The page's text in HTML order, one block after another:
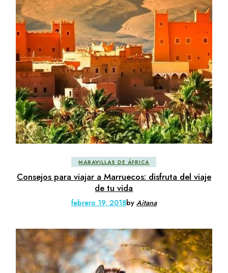
MARAVILLAS DE ÁFRICA
Consejos para viajar a Marruecos: disfruta del viaje
de tu vida
febrero 19, 2018by Aitana